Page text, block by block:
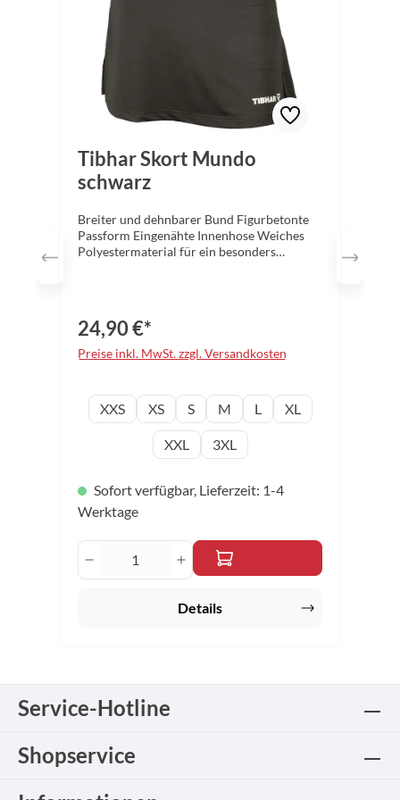
Tibhar Skort Mundo
schwarz
Breiter und dehnbarer Bund Figurbetonte
Passform Eingenähte Innenhose Weiches
Polyestermaterial für ein besonders
24,90 €*
Preise inkl. MwSt. zzgl. Versandkosten
Konfektionsgröße auswählen
XXS XS S M L XL
XXL 3XL
Sofort verfügbar, Lieferzeit: 1-4
Werktage
Produkt Anzahl: Gib den
Details
Service-Hotline
Shopservice